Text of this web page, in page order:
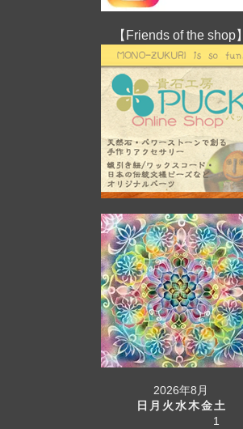
【Friends of the shop】
2026年8月
日 月 火水木金土
1